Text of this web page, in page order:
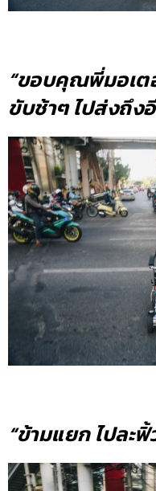
“ขอบคุณพี่มอเต
ขับช้าๆ ไปส่งถึง
“ข้ามแยก ไปละฟิ้